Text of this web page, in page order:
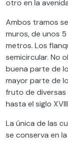
otro en la
Ambos tramos
muros, de unos
metros. Los
semicircular. No
buena parte de
mayor parte de
fruto de
hasta el siglo
La única de las
se conserva en